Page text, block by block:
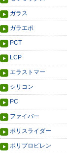
ガラス
ガラエポ
PCT
LCP
エラストマー
シリコン
PC
ファイバー
ポリスライダー
ポリプロピレン